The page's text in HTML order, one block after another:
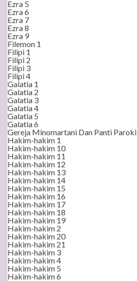
Ezra 5
Ezra 6
Ezra 7
Ezra 8
Ezra 9
Filemon 1
Filipi 1
Filipi 2
Filipi 3
Filipi 4
Galatia 1
Galatia 2
Galatia 3
Galatia 4
Galatia 5
Galatia 6
Gereja Minomartani Dan Panti Paroki
Hakim-hakim 1
Hakim-hakim 10
Hakim-hakim 11
Hakim-hakim 12
Hakim-hakim 13
Hakim-hakim 14
Hakim-hakim 15
Hakim-hakim 16
Hakim-hakim 17
Hakim-hakim 18
Hakim-hakim 19
Hakim-hakim 2
Hakim-hakim 20
Hakim-hakim 21
Hakim-hakim 3
Hakim-hakim 4
Hakim-hakim 5
Hakim-hakim 6